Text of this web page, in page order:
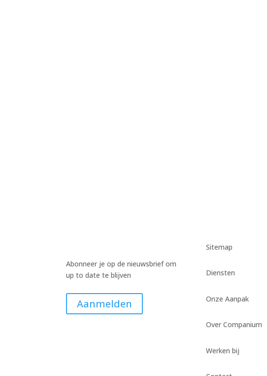
Abonneer je op de nieuwsbrief om
up to date te blijven
Aanmelden
Sitemap
Diensten
Onze Aanpak
Over Companium
Werken bij